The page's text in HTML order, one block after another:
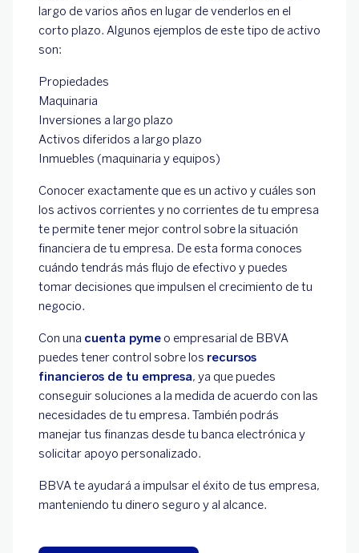
largo de varios años en lugar de venderlos en el
corto plazo. Algunos ejemplos de este tipo de activo
son:
Propiedades
Maquinaria
Inversiones a largo plazo
Activos diferidos a largo plazo
Inmuebles (maquinaria y equipos)
Conocer exactamente que es un activo y cuáles son
los activos corrientes y no corrientes de tu empresa
te permite tener mejor control sobre la situación
financiera de tu empresa. De esta forma conoces
cuándo tendrás más flujo de efectivo y puedes
tomar decisiones que impulsen el crecimiento de tu
negocio.
Con una cuenta pyme o empresarial de BBVA
puedes tener control sobre los recursos
financieros de tu empresa, ya que puedes
conseguir soluciones a la medida de acuerdo con las
necesidades de tu empresa. También podrás
manejar tus finanzas desde tu banca electrónica y
solicitar apoyo personalizado.
BBVA te ayudará a impulsar el éxito de tus empresa,
manteniendo tu dinero seguro y al alcance.